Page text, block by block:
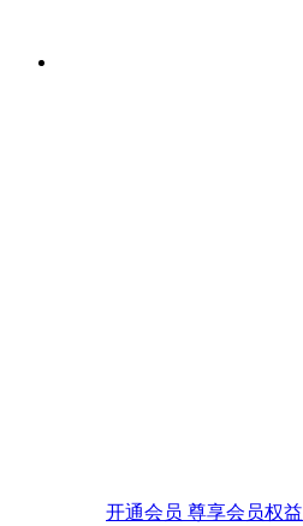
开通会员 尊享会员权益